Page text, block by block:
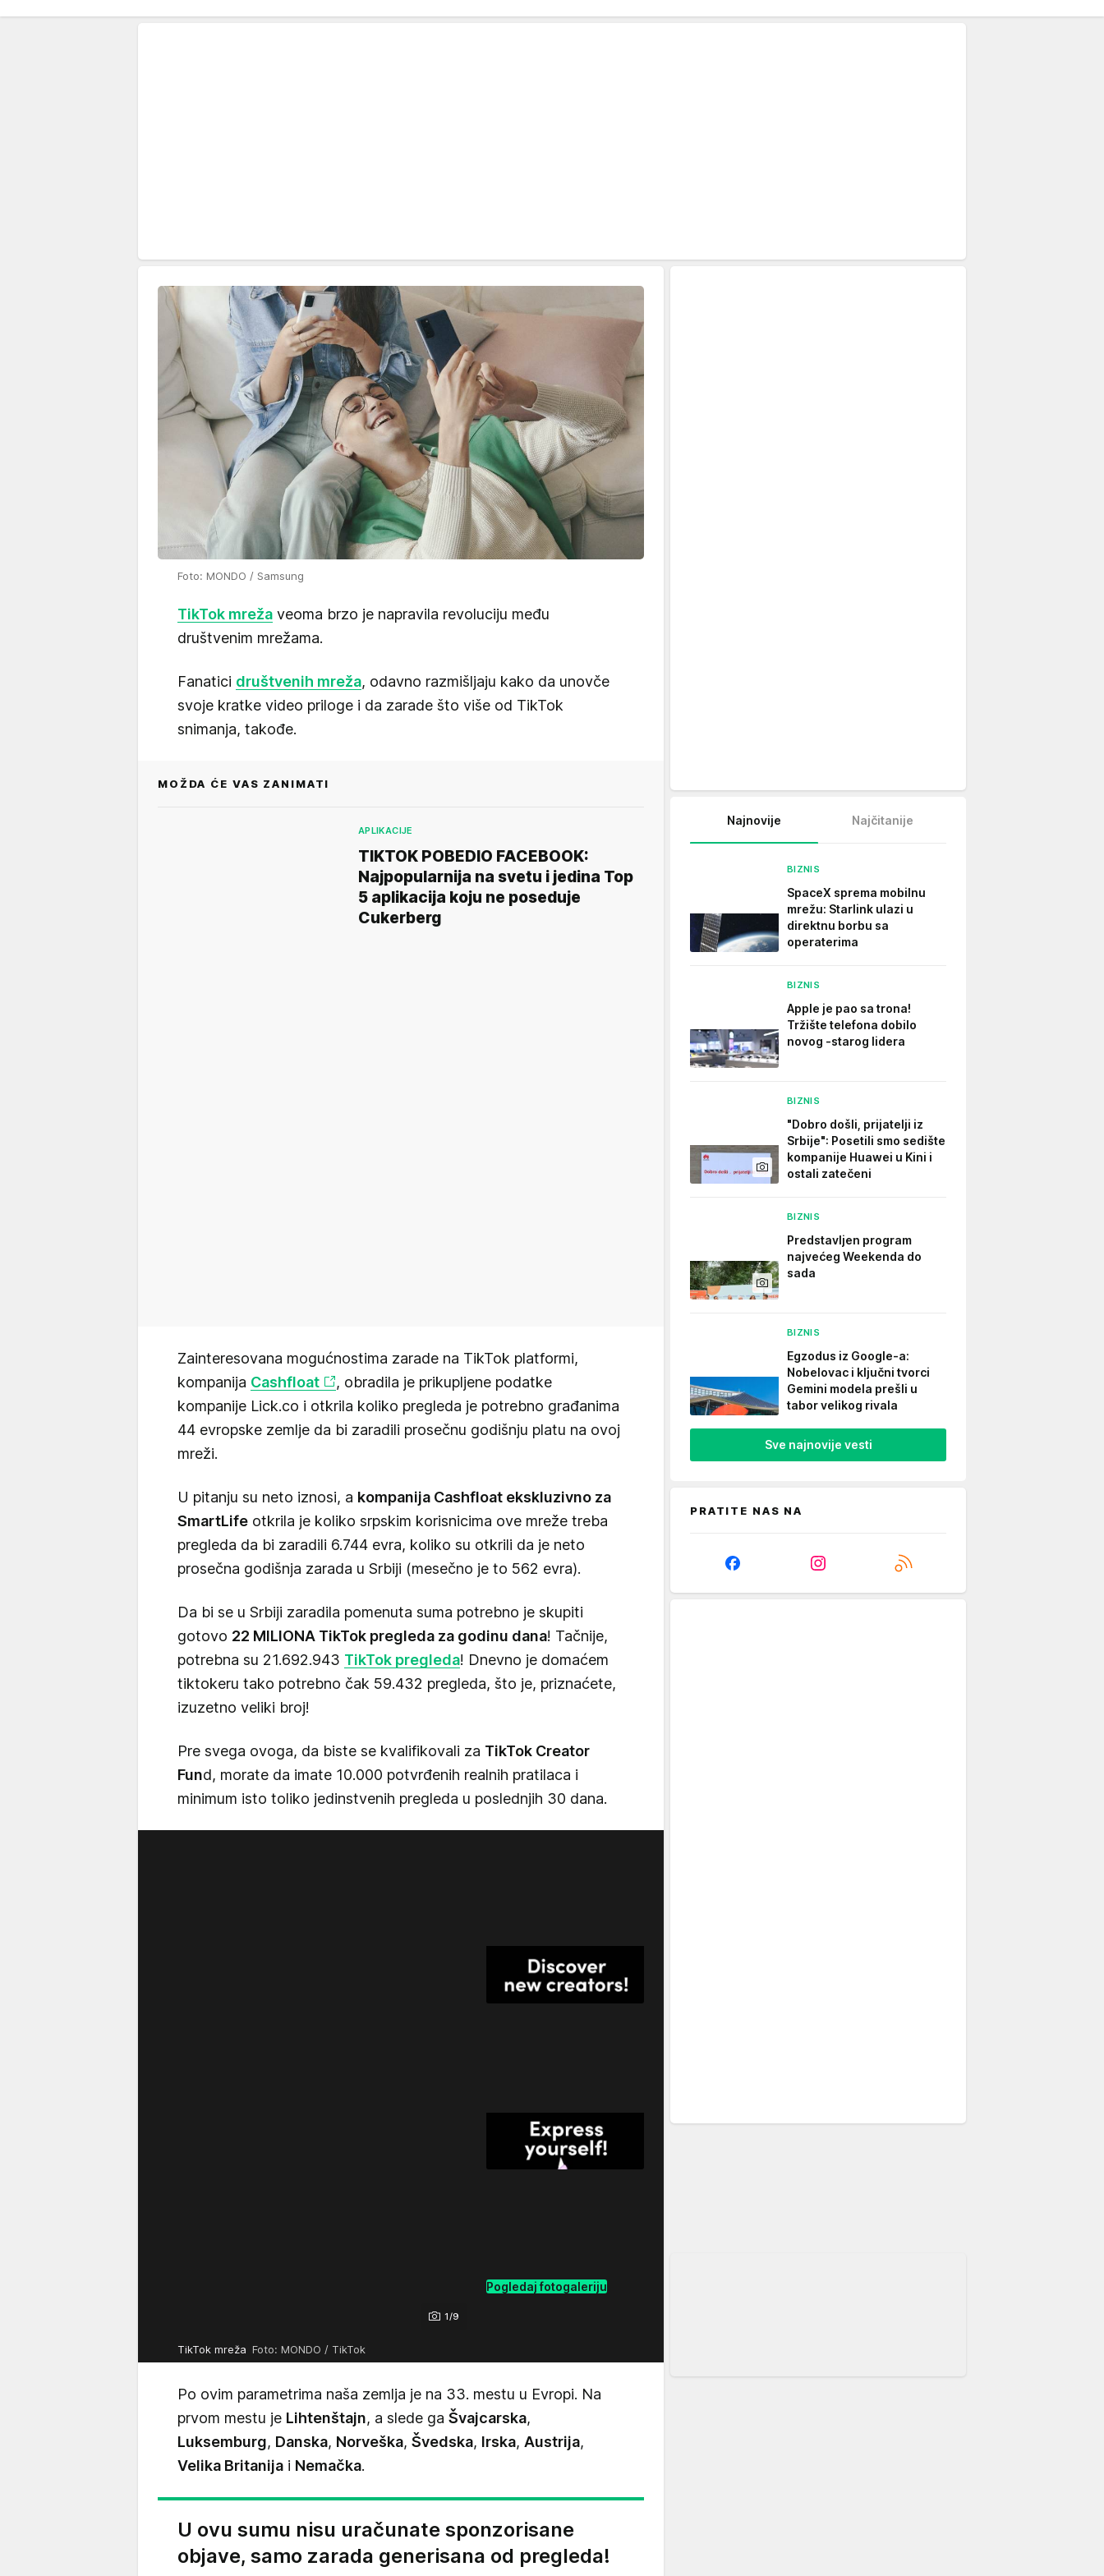
Foto: MONDO / Samsung
TikTok mreža veoma brzo je napravila revoluciju među
društvenim mrežama.
Fanatici društvenih mreža, odavno razmišljaju kako da unovče
svoje kratke video priloge i da zarade što više od TikTok
snimanja, takođe.
MOŽDA ĆE VAS ZANIMATI
APLIKACIJE
TIKTOK POBEDIO FACEBOOK:
Najpopularnija na svetu i jedina Top
5 aplikacija koju ne poseduje
Cukerberg
Zainteresovana mogućnostima zarade na TikTok platformi,
kompanija Cashfloat
, obradila je prikupljene podatke
kompanije Lick.co i otkrila koliko pregleda je potrebno građanima
44 evropske zemlje da bi zaradili prosečnu godišnju platu na ovoj
mreži.
U pitanju su neto iznosi, a kompanija Cashfloat ekskluzivno za
SmartLife otkrila je koliko srpskim korisnicima ove mreže treba
pregleda da bi zaradili 6.744 evra, koliko su otkrili da je neto
prosečna godišnja zarada u Srbiji (mesečno je to 562 evra).
Da bi se u Srbiji zaradila pomenuta suma potrebno je skupiti
gotovo 22 MILIONA TikTok pregleda za godinu dana! Tačnije,
potrebna su 21.692.943 TikTok pregleda! Dnevno je domaćem
tiktokeru tako potrebno čak 59.432 pregleda, što je, priznaćete,
izuzetno veliki broj!
Pre svega ovoga, da biste se kvalifikovali za TikTok Creator
Fund, morate da imate 10.000 potvrđenih realnih pratilaca i
minimum isto toliko jedinstvenih pregleda u poslednjih 30 dana.
1/9
Pogledaj fotogaleriju
TikTok mreža Foto: MONDO / TikTok
Po ovim parametrima naša zemlja je na 33. mestu u Evropi. Na
prvom mestu je Lihtenštajn, a slede ga Švajcarska,
Luksemburg, Danska, Norveška, Švedska, Irska, Austrija,
Velika Britanija i Nemačka.
U ovu sumu nisu uračunate sponzorisane
objave, samo zarada generisana od pregleda!
Najnovije Najčitanije
BIZNIS
SpaceX sprema mobilnu
mrežu: Starlink ulazi u
direktnu borbu sa
operaterima
BIZNIS
Apple je pao sa trona!
Tržište telefona dobilo
novog -starog lidera
BIZNIS
"Dobro došli, prijatelji iz
Srbije": Posetili smo sedište
kompanije Huawei u Kini i
ostali zatečeni
BIZNIS
Predstavljen program
najvećeg Weekenda do
sada
BIZNIS
Egzodus iz Google-a:
Nobelovac i ključni tvorci
Gemini modela prešli u
tabor velikog rivala
Sve najnovije vesti
PRATITE NAS NA